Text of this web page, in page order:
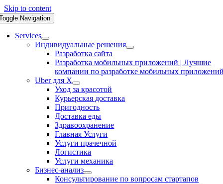
Skip to content
Navigation
Services
Индивидуальные решения
Разработка сайта
Разработка мобильных приложений | Лучшие
компании по разработке мобильных
Uber для X
Уход за красотой
Курьерская доставка
Пригодность
Доставка еды
Здравоохранение
Главная Услуги
Услуги прачечной
Логистика
Услуги механика
Бизнес-анализ
Консультирование по вопросам стартапов